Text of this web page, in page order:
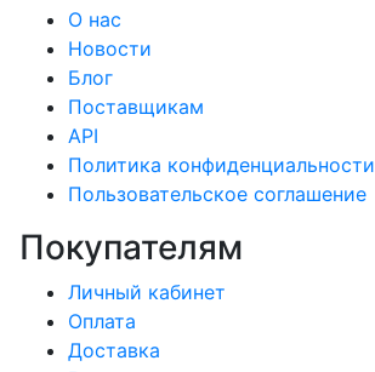
О нас
Новости
Блог
Поставщикам
API
Политика конфиденциальности
Пользовательское соглашение
Покупателям
Личный кабинет
Оплата
Доставка